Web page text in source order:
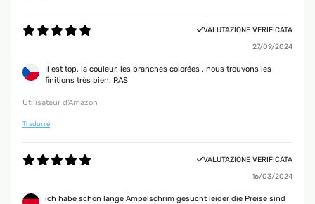
VALUTAZIONE VERIFICATA
27/09/2024
Il est top, la couleur, les branches colorées , nous trouvons les
finitions très bien, RAS
Utilisateur d'Amazon
Tradurre
VALUTAZIONE VERIFICATA
16/03/2024
ich habe schon lange Ampelschrim gesucht leider die Preise sind